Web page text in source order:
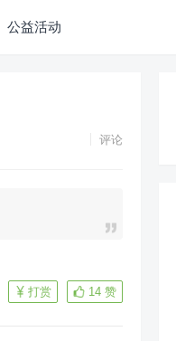
公益活动
评论
14 赞
打赏